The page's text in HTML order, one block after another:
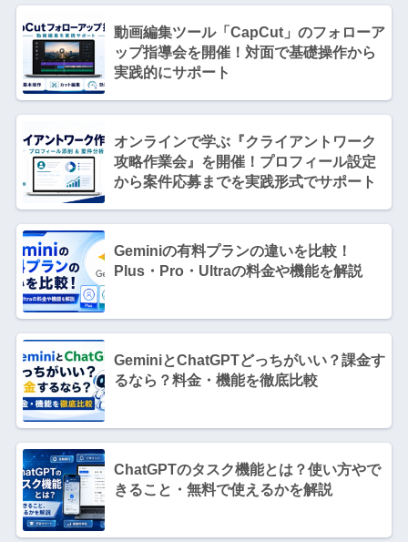
動画編集ツール「CapCut」のフォローア
ップ指導会を開催！対面で基礎操作から
実践的にサポート
オンラインで学ぶ『クライアントワーク
攻略作業会』を開催！プロフィール設定
から案件応募までを実践形式でサポート
Geminiの有料プランの違いを比較！
Plus・Pro・Ultraの料金や機能を解説
GeminiとChatGPTどっちがいい？課金す
るなら？料金・機能を徹底比較
ChatGPTのタスク機能とは？使い方やで
きること・無料で使えるかを解説